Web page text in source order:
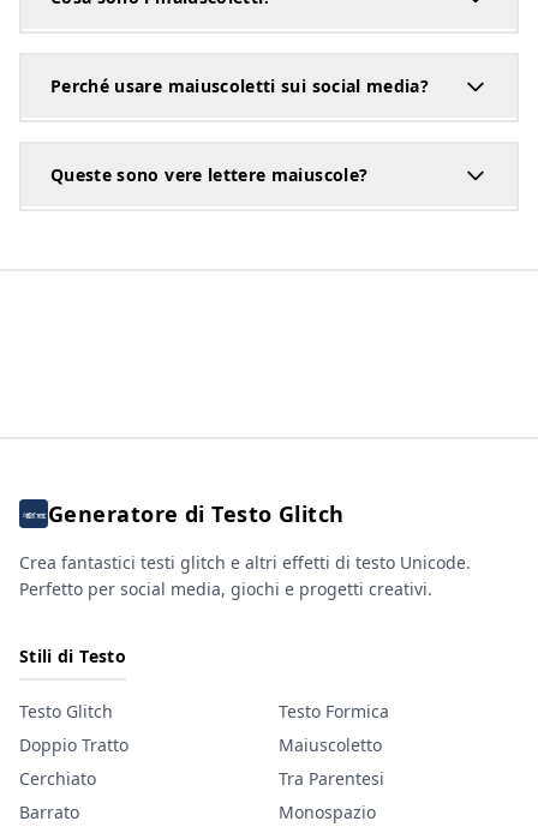
Perché usare maiuscoletti sui social media?
Queste sono vere lettere maiuscole?
Generatore di Testo Glitch
Crea fantastici testi glitch e altri effetti di testo Unicode.
Perfetto per social media, giochi e progetti creativi.
Stili di Testo
Testo Glitch
Testo Formica
Doppio Tratto
Maiuscoletto
Cerchiato
Tra Parentesi
Barrato
Monospazio